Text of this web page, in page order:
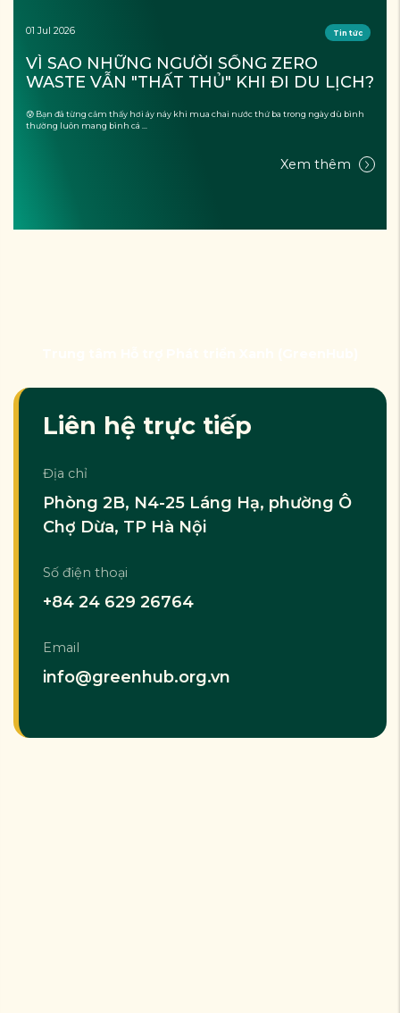
01 Jul 2026 Tin tức
VÌ SAO NHỮNG NGƯỜI SỐNG ZERO
WASTE VẪN "THẤT THỦ" KHI ĐI DU LỊCH?
😰 Bạn đã từng cảm thấy hơi áy náy khi mua chai nước thứ ba trong ngày dù bình
thường luôn mang bình cá ...
Xem thêm
Liên hệ trực tiếp
Địa chỉ
Phòng 2B, N4-25 Láng Hạ, phường Ô
Chợ Dừa, TP Hà Nội
Số điện thoại
+84 24 629 26764
Email
info@greenhub.org.vn